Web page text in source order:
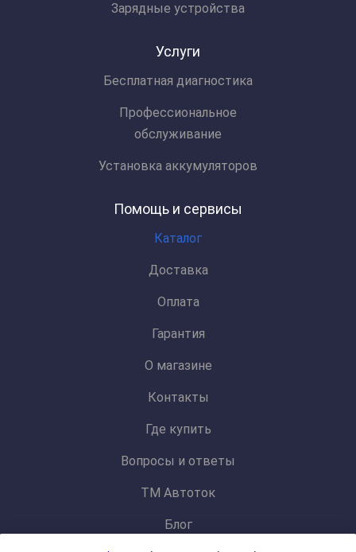
Зарядные устройства
Услуги
Бесплатная диагностика
Профессиональное
обслуживание
Установка аккумуляторов
Помощь и сервисы
Каталог
Доставка
Оплата
Гарантия
О магазине
Контакты
Где купить
Вопросы и ответы
ТМ Автоток
Блог